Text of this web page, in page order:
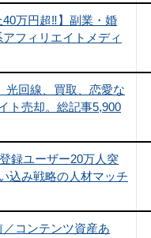
40万円超‼】副業・婚
フィリエイトメディ
光回線、買取、恋愛な
ト売却。総記事5,900
録ユーザー20万人突
込み戦略の人材マッチ
／コンテンツ資産あ